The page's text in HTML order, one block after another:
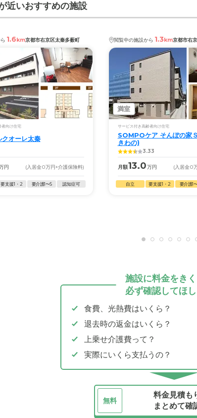
近いおすすめの施設
1.6km京都市右京区太秦多薮町
者向け住宅
クオーレ太秦
円 (入居金0万円+介護保険料)
要支援1・2 要介護1〜5 認知症可
閲覧中の施設から 1.3km京都市右
満室
サービス付き高齢者向け住宅
SOMPOケア そんぽの家
きわの)
3.33
月額13.0万円 (入居金0
自立 要支援1・2 要介護1
施設に料金をき
必ず確認してほ
食費、光熱費はいくら？
退去時の返金はいくら？
上乗せ介護費って？
実際にいくら支払うの？
無料
料金見積も
まとめて確